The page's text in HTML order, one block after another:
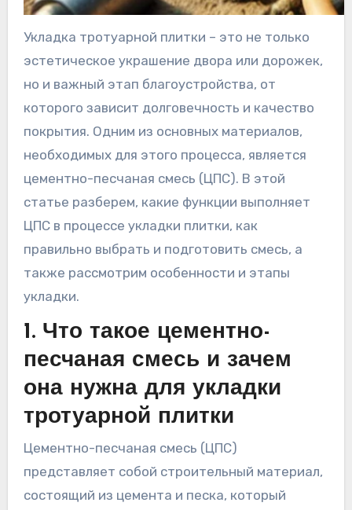
Укладка тротуарной плитки – это не только
эстетическое украшение двора или дорожек,
но и важный этап благоустройства, от
которого зависит долговечность и качество
покрытия. Одним из основных материалов,
необходимых для этого процесса, является
цементно-песчаная смесь (ЦПС). В этой
статье разберем, какие функции выполняет
ЦПС в процессе укладки плитки, как
правильно выбрать и подготовить смесь, а
также рассмотрим особенности и этапы
укладки.
1. Что такое цементно-
песчаная смесь и зачем
она нужна для укладки
тротуарной плитки
Цементно-песчаная смесь (ЦПС)
представляет собой строительный материал,
состоящий из цемента и песка, который